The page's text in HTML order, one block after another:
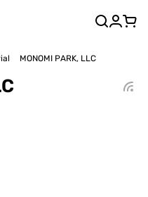
MONOMI PARK, LLC